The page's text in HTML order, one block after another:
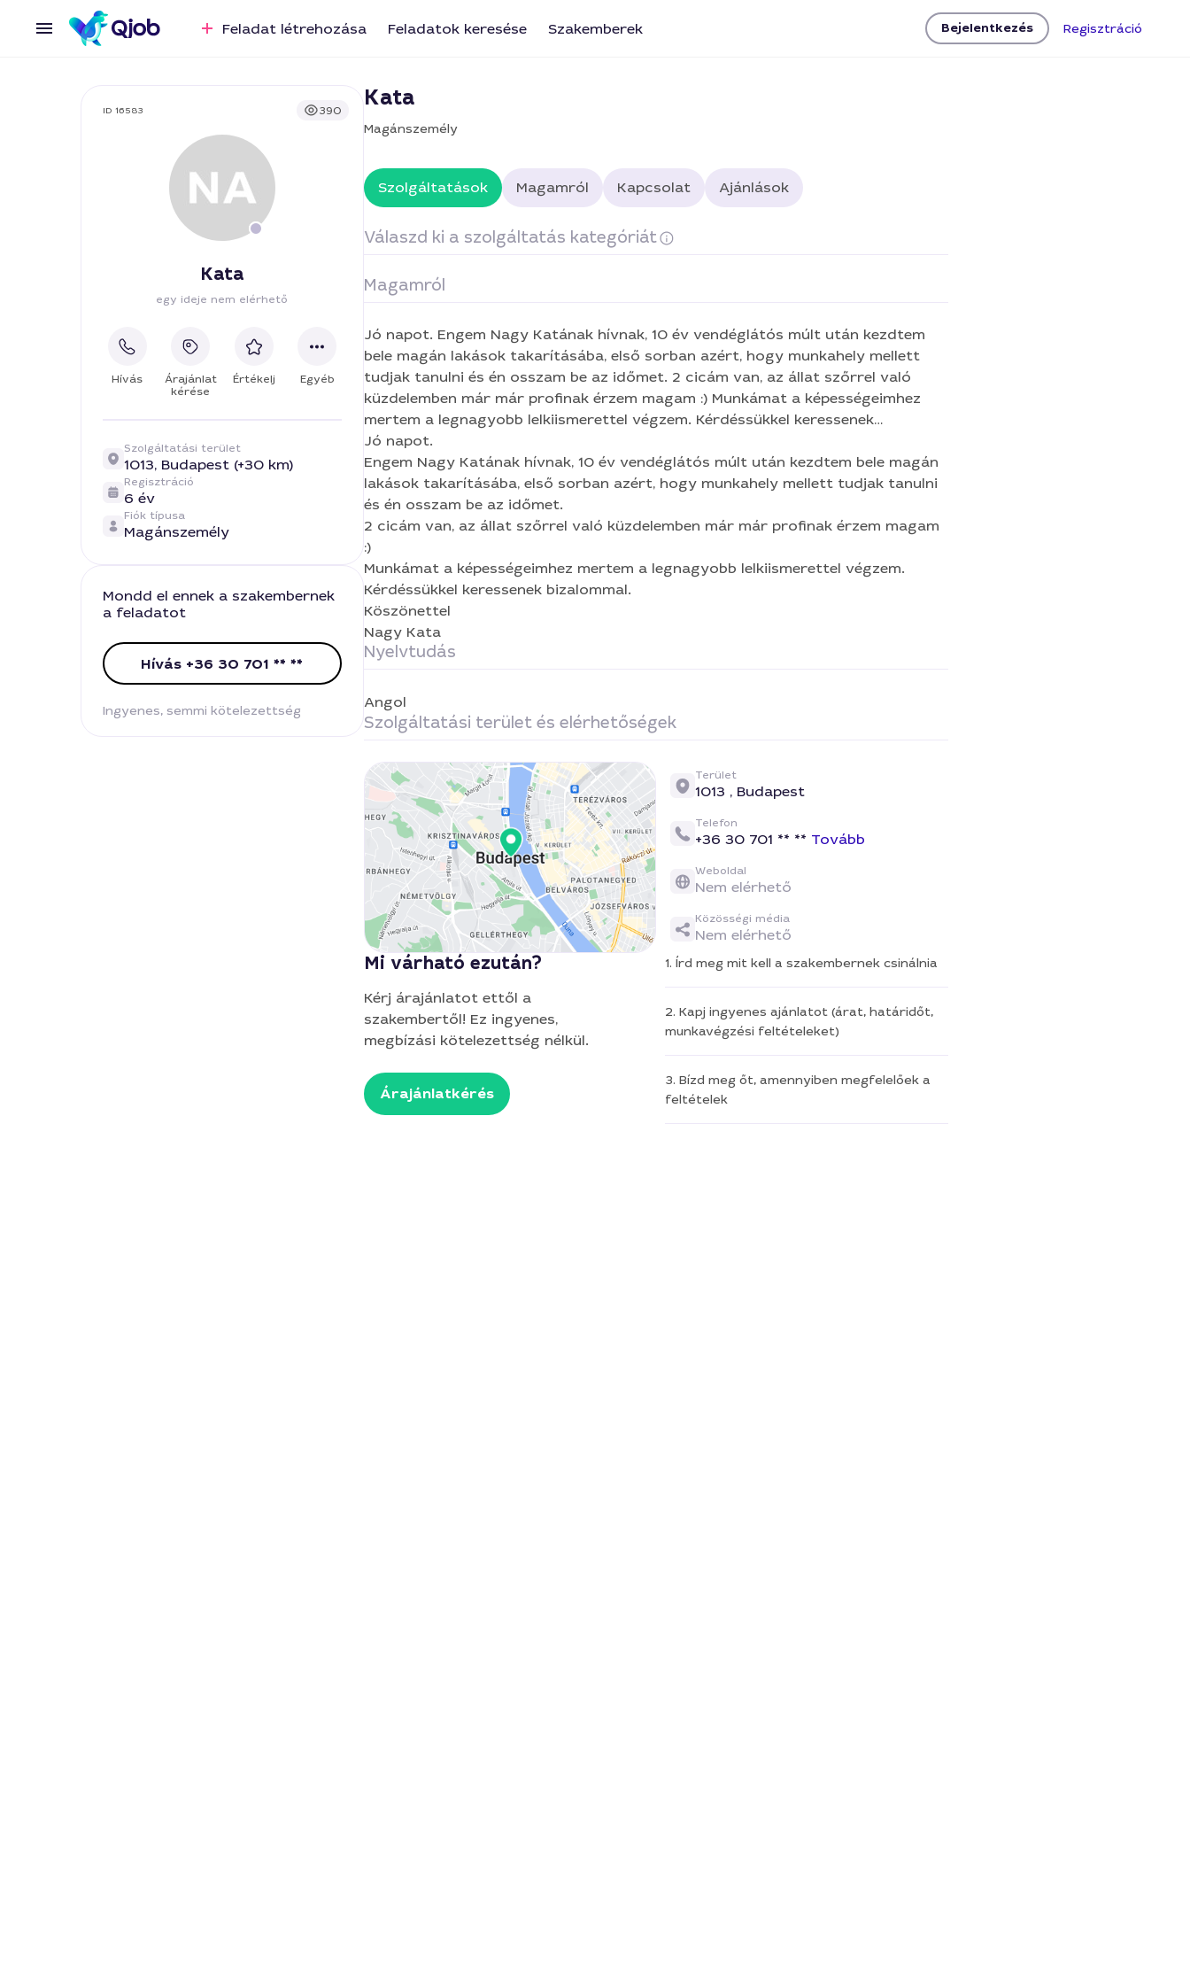
Feladat létrehozása Feladatok keresése Szakemberek Bejelentkezés Regisztráció
ID 16583 390
Kata
egy ideje nem elérhető
Hívás
Árajánlat
kérése
Értékelj Egyéb
Szolgáltatási terület
1013, Budapest (+30 km)
Regisztráció
6 év
Fiók típusa
Magánszemély
Mondd el ennek a szakembernek
a feladatot
Hívás +36 30 701 ** **
Ingyenes, semmi kötelezettség
Kata
Magánszemély
Szolgáltatások Magamról Kapcsolat Ajánlások
Válaszd ki a szolgáltatás kategóriát
Takarítás
Promóter Hostess
Magamról
Jó napot. Engem Nagy Katának hívnak, 10 év vendéglátós múlt után kezdtem
bele magán lakások takarításába, első sorban azért, hogy munkahely mellett
tudjak tanulni és én osszam be az időmet. 2 cicám van, az állat szőrrel való
küzdelemben már már profinak érzem magam :) Munkámat a képességeimhez
mertem a legnagyobb lelkiismerettel végzem. Kérdéssükkel keressenek
Jó napot.
Engem Nagy Katának hívnak, 10 év vendéglátós múlt után kezdtem bele magán
lakások takarításába, első sorban azért, hogy munkahely mellett tudjak tanulni
és én osszam be az időmet.
2 cicám van, az állat szőrrel való küzdelemben már már profinak érzem magam
:)
Munkámat a képességeimhez mertem a legnagyobb lelkiismerettel végzem.
Kérdéssükkel keressenek bizalommal.
Köszönettel
Nagy Kata
Nyelvtudás
Angol
Szolgáltatási terület és elérhetőségek
Terület
1013 , Budapest
Telefon
+36 30 701 ** ** Tovább
Weboldal
Nem elérhető
Közösségi média
Nem elérhető
Mi várható ezután?
Kérj árajánlatot ettől a
szakembertől! Ez ingyenes,
megbízási kötelezettség nélkül.
Árajánlatkérés
1. Írd meg mit kell a szakembernek csinálnia
2. Kapj ingyenes ajánlatot (árat, határidőt,
munkavégzési feltételeket)
3. Bízd meg őt, amennyiben megfelelőek a
feltételek